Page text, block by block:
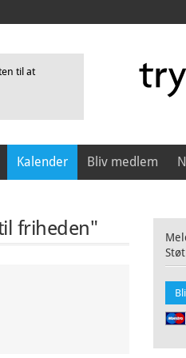
til at
Kalender Bliv medlem
friheden"